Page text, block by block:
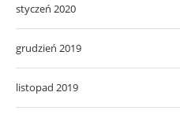
styczeń 2020
grudzień 2019
listopad 2019